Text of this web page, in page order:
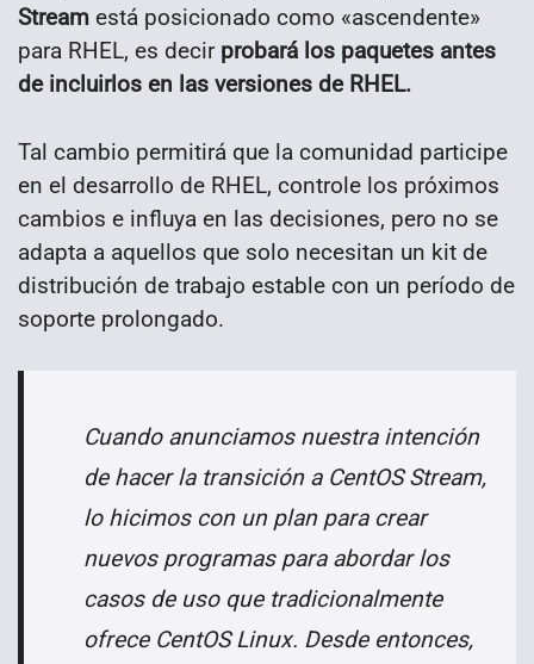
Stream está posicionado como «ascendente»
para RHEL, es decir probará los paquetes antes
de incluirlos en las versiones de RHEL.
Tal cambio permitirá que la comunidad participe
en el desarrollo de RHEL, controle los próximos
cambios e influya en las decisiones, pero no se
adapta a aquellos que solo necesitan un kit de
distribución de trabajo estable con un período de
soporte prolongado.
Cuando anunciamos nuestra intención
de hacer la transición a CentOS Stream,
lo hicimos con un plan para crear
nuevos programas para abordar los
casos de uso que tradicionalmente
ofrece CentOS Linux. Desde entonces,